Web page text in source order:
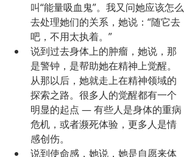
叫“能量吸血鬼”。我又问她应该怎么
去处理她们的关系，她说：“随它去
吧，不用太执着。”
说到过去身体上的肿瘤，她说，那
是警钟，是帮助她在精神上觉醒。
从那以后，她就走上在精神领域的
探索之路。很多人的觉醒都有一个
明显的起点 — 有些人是身体的重病
危机，或者濒死体验，更多人是情
感创伤。
说到使命感，她说，她是自愿来体